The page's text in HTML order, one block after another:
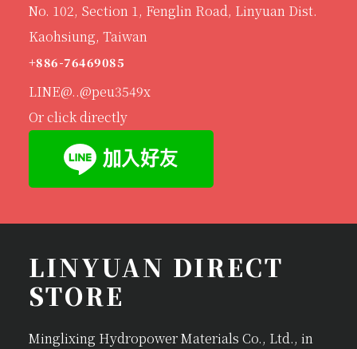
No. 102, Section 1, Fenglin Road, Linyuan Dist.
Kaohsiung, Taiwan
+886-76469085
LINE@..@peu3549x
Or click directly
LINYUAN DIRECT
STORE
Minglixing Hydropower Materials Co., Ltd., in